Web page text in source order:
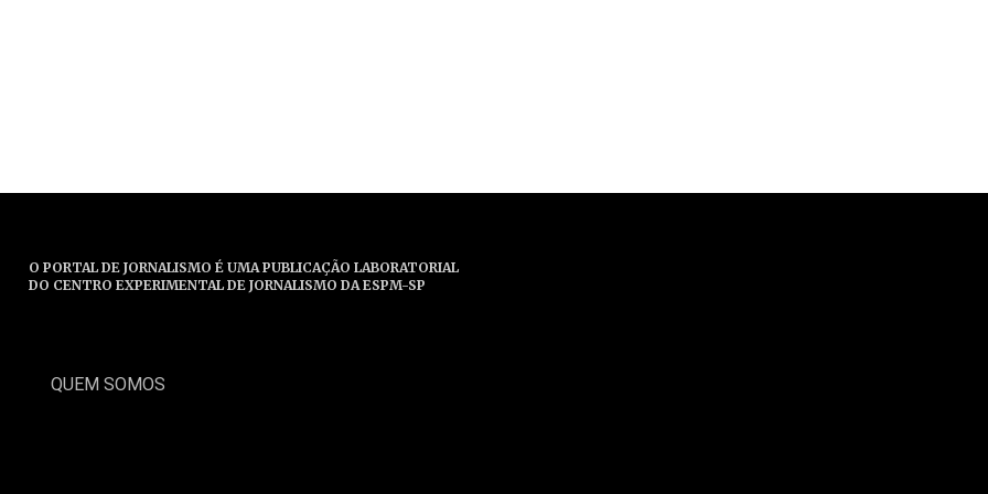
O PORTAL DE JORNALISMO É UMA PUBLICAÇÃO LABORATORIAL
DO CENTRO EXPERIMENTAL DE JORNALISMO DA ESPM-SP
QUEM SOMOS